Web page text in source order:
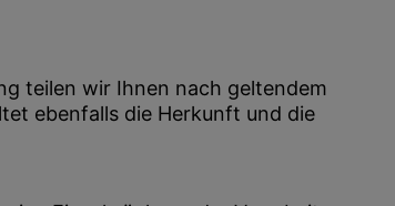
teilen wir Ihnen nach geltendem
ebenfalls die Herkunft und die